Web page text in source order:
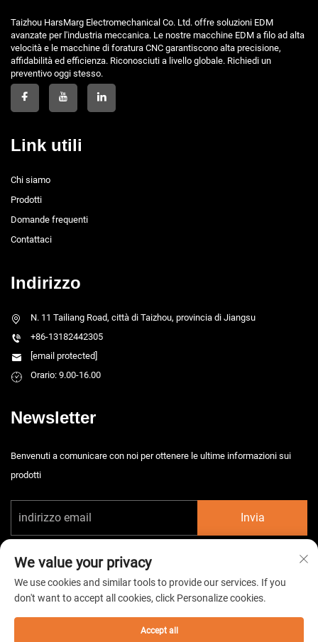
Taizhou HarsMarg Electromechanical Co. Ltd. offre soluzioni EDM
avanzate per l'industria meccanica. Le nostre macchine EDM a filo ad alta
velocità e le macchine di foratura CNC garantiscono alta precisione,
affidabilità ed efficienza. Riconosciuti a livello globale. Richiedi un
preventivo oggi stesso.
Link utili
Chi siamo
Prodotti
Domande frequenti
Contattaci
Indirizzo
N. 11 Tailiang Road, città di Taizhou, provincia di Jiangsu
+86-13182442305
[email protected]
Orario: 9.00-16.00
Newsletter
Benvenuti a comunicare con noi per ottenere le ultime informazioni sui
prodotti
Invia
Tutti i diritti riservati. - Informativa sulla privacy
We value your privacy
We use cookies and similar tools to provide our services. If you
don't want to accept all cookies, click Personalize cookies.
Accept all